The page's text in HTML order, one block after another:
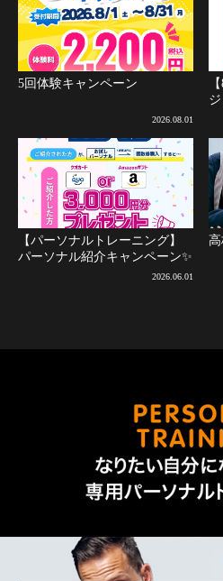
5回体験キャンペーン
2026.08.01
【パーソナルトレーニング】
パーソナル紹介キャンペーン✨
2026.06.01